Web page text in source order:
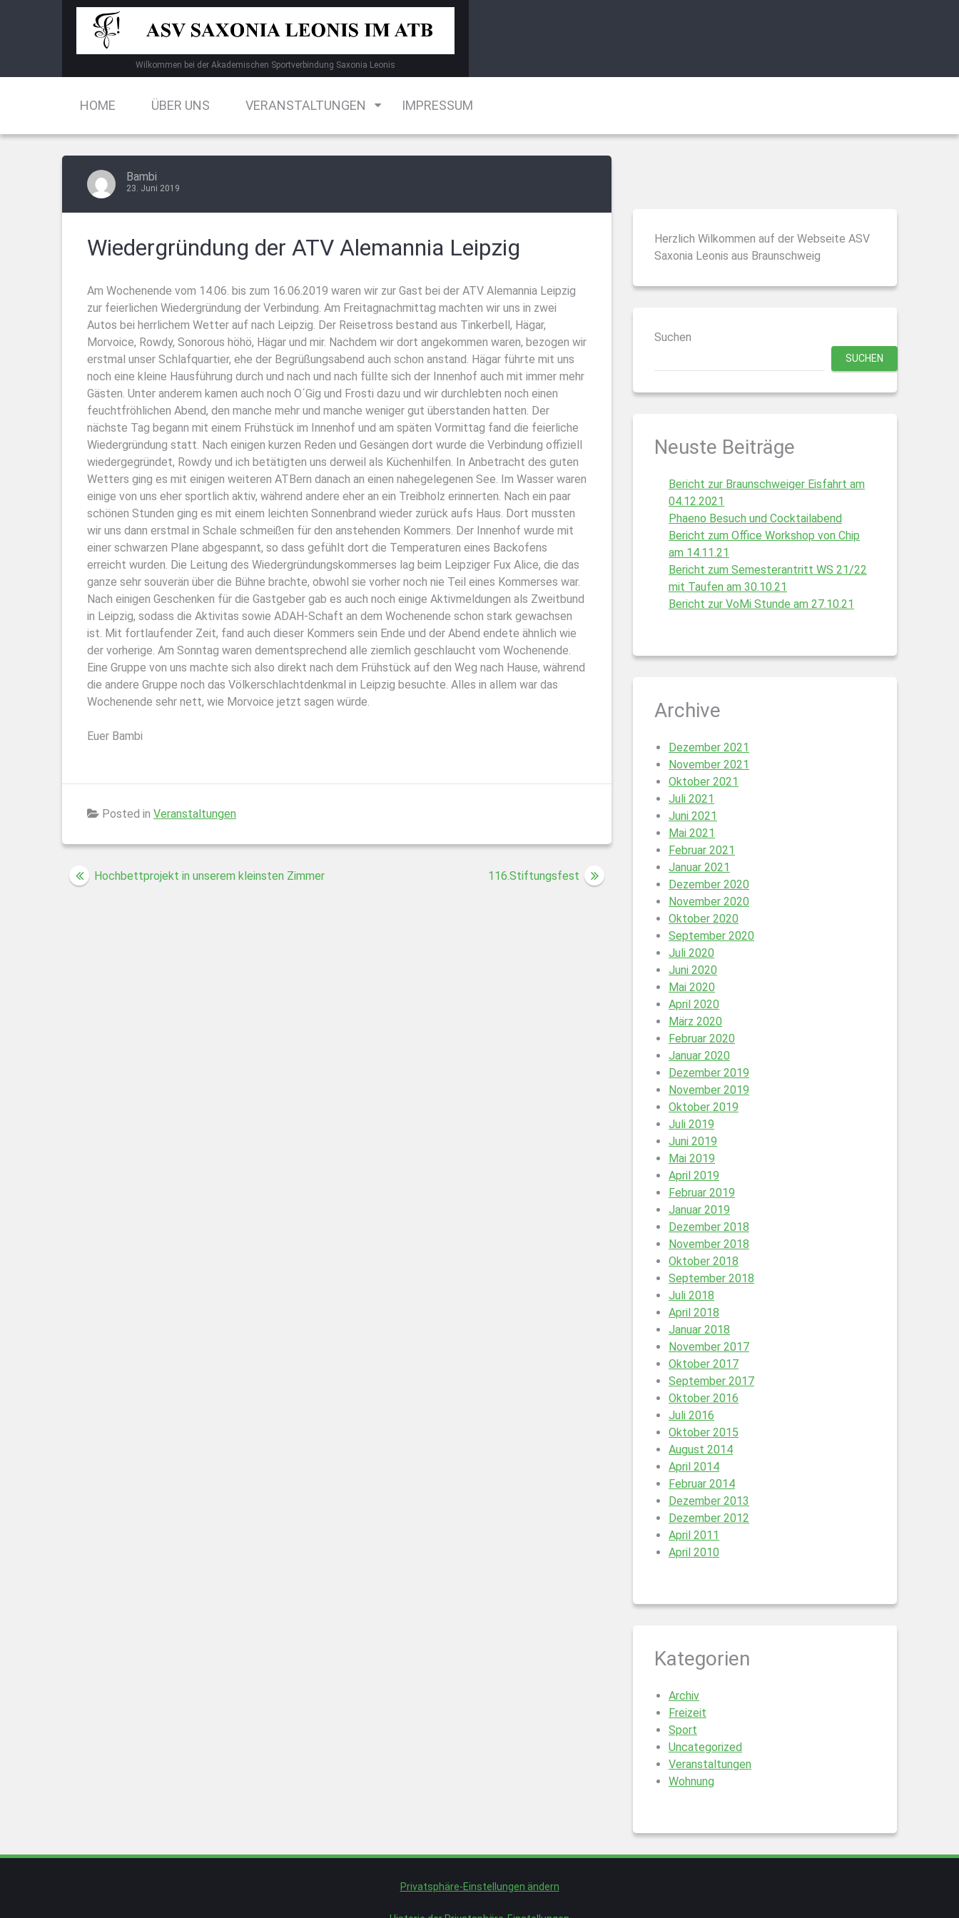
Wilkommen bei der Akademischen Sportverbindung Saxonia Leonis
HOME ÜBER UNS VERANSTALTUNGEN IMPRESSUM
Bambi
23. Juni 2019
Wiedergründung der ATV Alemannia Leipzig
Am Wochenende vom 14.06. bis zum 16.06.2019 waren wir zur Gast bei der ATV Alemannia Leipzig
zur feierlichen Wiedergründung der Verbindung. Am Freitagnachmittag machten wir uns in zwei
Autos bei herrlichem Wetter auf nach Leipzig. Der Reisetross bestand aus Tinkerbell, Hägar,
Morvoice, Rowdy, Sonorous höhö, Hägar und mir. Nachdem wir dort angekommen waren, bezogen wir
erstmal unser Schlafquartier, ehe der Begrüßungsabend auch schon anstand. Hägar führte mit uns
noch eine kleine Hausführung durch und nach und nach füllte sich der Innenhof auch mit immer mehr
Gästen. Unter anderem kamen auch noch O´Gig und Frosti dazu und wir durchlebten noch einen
feuchtfröhlichen Abend, den manche mehr und manche weniger gut überstanden hatten. Der
nächste Tag begann mit einem Frühstück im Innenhof und am späten Vormittag fand die feierliche
Wiedergründung statt. Nach einigen kurzen Reden und Gesängen dort wurde die Verbindung offiziell
wiedergegründet, Rowdy und ich betätigten uns derweil als Küchenhilfen. In Anbetracht des guten
Wetters ging es mit einigen weiteren ATBern danach an einen nahegelegenen See. Im Wasser waren
einige von uns eher sportlich aktiv, während andere eher an ein Treibholz erinnerten. Nach ein paar
schönen Stunden ging es mit einem leichten Sonnenbrand wieder zurück aufs Haus. Dort mussten
wir uns dann erstmal in Schale schmeißen für den anstehenden Kommers. Der Innenhof wurde mit
einer schwarzen Plane abgespannt, so dass gefühlt dort die Temperaturen eines Backofens
erreicht wurden. Die Leitung des Wiedergründungskommerses lag beim Leipziger Fux Alice, die das
ganze sehr souverän über die Bühne brachte, obwohl sie vorher noch nie Teil eines Kommerses war.
Nach einigen Geschenken für die Gastgeber gab es auch noch einige Aktivmeldungen als Zweitbund
in Leipzig, sodass die Aktivitas sowie ADAH-Schaft an dem Wochenende schon stark gewachsen
ist. Mit fortlaufender Zeit, fand auch dieser Kommers sein Ende und der Abend endete ähnlich wie
der vorherige. Am Sonntag waren dementsprechend alle ziemlich geschlaucht vom Wochenende.
Eine Gruppe von uns machte sich also direkt nach dem Frühstück auf den Weg nach Hause, während
die andere Gruppe noch das Völkerschlachtdenkmal in Leipzig besuchte. Alles in allem war das
Wochenende sehr nett, wie Morvoice jetzt sagen würde.
Euer Bambi
Posted in Veranstaltungen
Beitragsnavigation
Hochbettprojekt in unserem kleinsten Zimmer 116.Stiftungsfest
Herzlich Wilkommen auf der Webseite ASV
Saxonia Leonis aus Braunschweig
Suchen
SUCHEN
Neuste Beiträge
Bericht zur Braunschweiger Eisfahrt am
04.12.2021
Phaeno Besuch und Cocktailabend
Bericht zum Office Workshop von Chip
am 14.11.21
Bericht zum Semesterantritt WS 21/22
mit Taufen am 30.10.21
Bericht zur VoMi Stunde am 27.10.21
Archive
Dezember 2021
November 2021
Oktober 2021
Juli 2021
Juni 2021
Mai 2021
Februar 2021
Januar 2021
Dezember 2020
November 2020
Oktober 2020
September 2020
Juli 2020
Juni 2020
Mai 2020
April 2020
März 2020
Februar 2020
Januar 2020
Dezember 2019
November 2019
Oktober 2019
Juli 2019
Juni 2019
Mai 2019
April 2019
Februar 2019
Januar 2019
Dezember 2018
November 2018
Oktober 2018
September 2018
Juli 2018
April 2018
Januar 2018
November 2017
Oktober 2017
September 2017
Oktober 2016
Juli 2016
Oktober 2015
August 2014
April 2014
Februar 2014
Dezember 2013
Dezember 2012
April 2011
April 2010
Kategorien
Archiv
Freizeit
Sport
Uncategorized
Veranstaltungen
Wohnung
Privatsphäre-Einstellungen ändern